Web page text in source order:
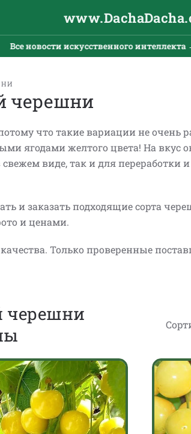
новости искусственного интеллекта →
черешни
что такие вариации не очень
ягодами желтого цвета! На вкус
виде, так и для
заказать подходящие сорта
и ценами.
Только проверенные
черешни